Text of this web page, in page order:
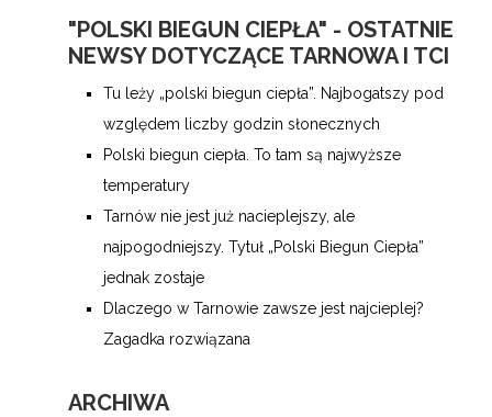
"POLSKI BIEGUN CIEPŁA" - OSTATNIE
NEWSY DOTYCZĄCE TARNOWA I TCI
Tu leży „polski biegun ciepła”. Najbogatszy pod
względem liczby godzin słonecznych
Polski biegun ciepła. To tam są najwyższe
temperatury
Tarnów nie jest już nacieplejszy, ale
najpogodniejszy. Tytuł „Polski Biegun Ciepła”
jednak zostaje
Dlaczego w Tarnowie zawsze jest najcieplej?
Zagadka rozwiązana
ARCHIWA